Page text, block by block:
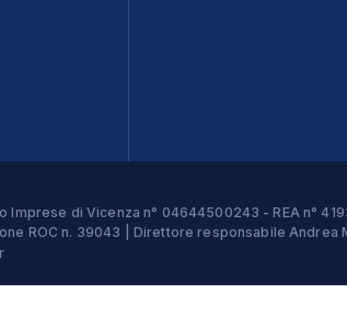
di Vicenza n° 04644500243 - REA n°
ROC n. 39043 | Direttore responsabile Andrea